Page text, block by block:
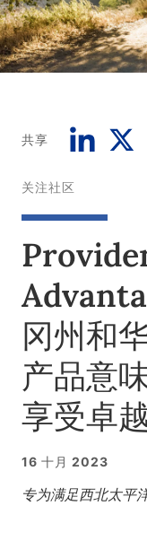
共享
关注社区
冈州和
产品意
享受卓
16 十月 2023
专为满足西北太平